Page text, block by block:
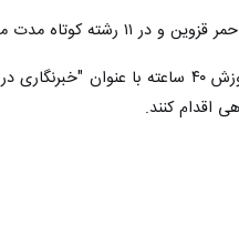
رییس مرکز آموزش علمی کاربردی هلال احمر قزوین
اقدام کنند.